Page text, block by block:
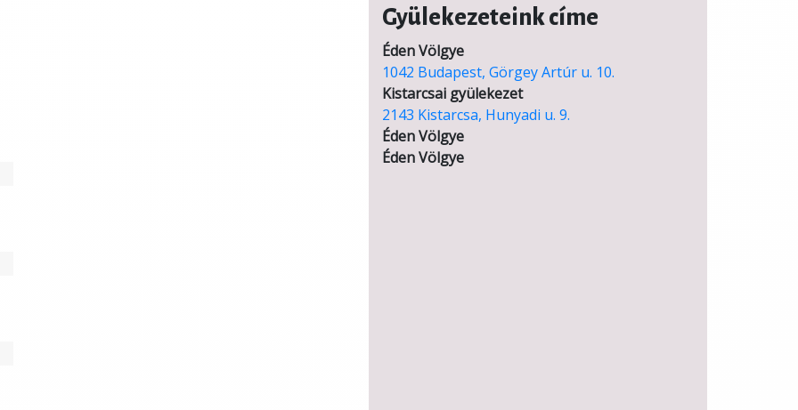
Gyülekezeteink címe
Éden Völgye
1042 Budapest, Görgey Artúr u. 10.
Kistarcsai gyülekezet
2143 Kistarcsa, Hunyadi u. 9.
Éden Völgye
Éden Völgye